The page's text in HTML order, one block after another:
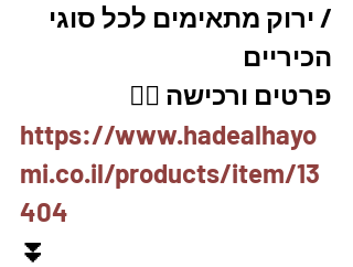
/ ירוק מתאימים לכל סוגי
הכיריים
פרטים ורכישה 👇🏽
https://www.hadealhayo
mi.co.il/products/item/13
404
⏬